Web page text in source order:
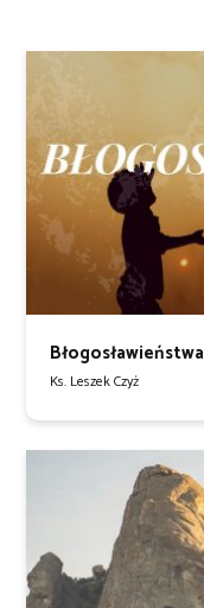
Błogosławieństwa
Ks. Leszek Czyż